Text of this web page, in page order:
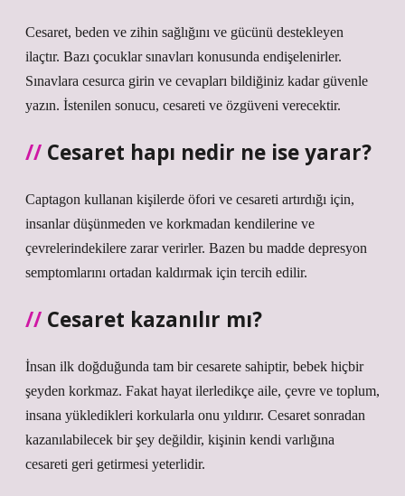
Cesaret, beden ve zihin sağlığını ve gücünü destekleyen
ilaçtır. Bazı çocuklar sınavları konusunda endişelenirler.
Sınavlara cesurca girin ve cevapları bildiğiniz kadar güvenle
yazın. İstenilen sonucu, cesareti ve özgüveni verecektir.
Cesaret hapı nedir ne ise yarar?
Captagon kullanan kişilerde öfori ve cesareti artırdığı için,
insanlar düşünmeden ve korkmadan kendilerine ve
çevrelerindekilere zarar verirler. Bazen bu madde depresyon
semptomlarını ortadan kaldırmak için tercih edilir.
Cesaret kazanılır mı?
İnsan ilk doğduğunda tam bir cesarete sahiptir, bebek hiçbir
şeyden korkmaz. Fakat hayat ilerledikçe aile, çevre ve toplum,
insana yükledikleri korkularla onu yıldırır. Cesaret sonradan
kazanılabilecek bir şey değildir, kişinin kendi varlığına
cesareti geri getirmesi yeterlidir.